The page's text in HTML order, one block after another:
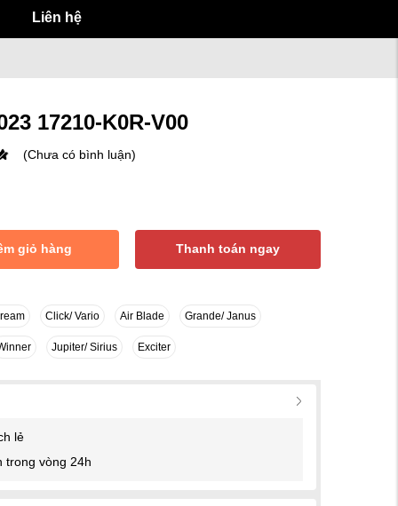
Liên hệ
17210-K0R-V00
(Chưa có bình luận)
giỏ hàng Thanh toán ngay
Click/ Vario Air Blade Grande/ Janus
Jupiter/ Sirius Exciter
lẻ
trong vòng 24h